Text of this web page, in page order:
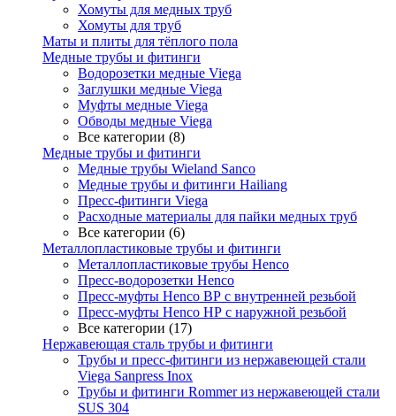
Хомуты для медных труб
Хомуты для труб
Маты и плиты для тёплого пола
Медные трубы и фитинги
Водорозетки медные Viega
Заглушки медные Viega
Муфты медные Viega
Обводы медные Viega
Все категории (8)
Медные трубы и фитинги
Медные трубы Wieland Sanco
Медные трубы и фитинги Hailiang
Пресс-фитинги Viega
Расходные материалы для пайки медных труб
Все категории (6)
Металлопластиковые трубы и фитинги
Металлопластиковые трубы Henco
Пресс-водорозетки Henco
Пресс-муфты Henco ВР с внутренней резьбой
Пресс-муфты Henco НР с наружной резьбой
Все категории (17)
Нержавеющая сталь трубы и фитинги
Трубы и пресс-фитинги из нержавеющей стали
Viega Sanpress Inox
Трубы и фитинги Rommer из нержавеющей стали
SUS 304